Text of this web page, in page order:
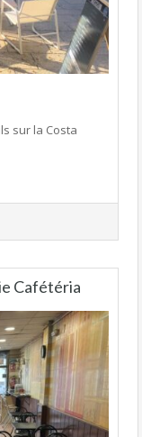
de commerce
sur la Costa
Cafétéria